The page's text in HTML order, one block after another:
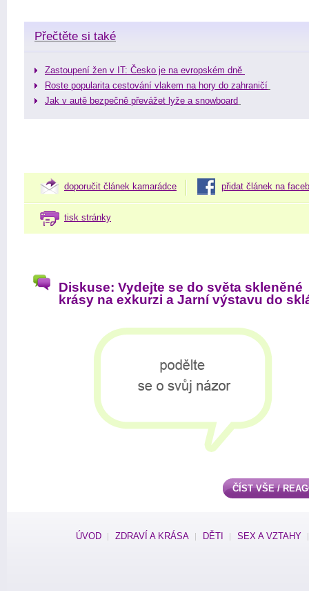
Přečtěte si také
Zastoupení žen v IT: Česko je na evropském dně
Roste popularita cestování vlakem na hory do zahraničí
Jak v autě bezpečně převážet lyže a snowboard
doporučit článek kamarádce přidat článek na
tisk stránky
Diskuse: Vydejte se do světa skleněné
krásy na exkurzi a Jarní výstavu do
ČÍST VŠE /
ÚVOD ZDRAVÍ A KRÁSA DĚTI SEX A VZTAHY